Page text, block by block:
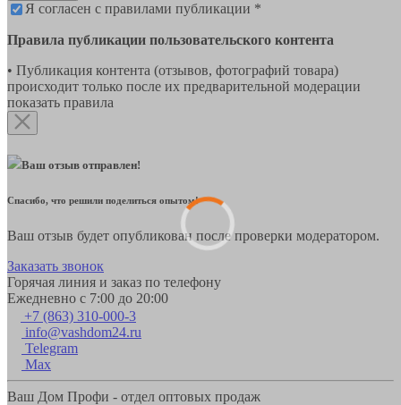
Я согласен с правилами публикации *
Правила публикации пользовательского контента
• Публикация контента (отзывов, фотографий товара)
происходит только после их предварительной модерации
показать правила
Ваш отзыв отправлен!
Спасибо, что решили поделиться опытом!
Ваш отзыв будет опубликован после проверки модератором.
Заказать звонок
Горячая линия и заказ по телефону
Ежедневно с 7:00 до 20:00
+7 (863) 310-000-3
info@vashdom24.ru
Telegram
Max
Ваш Дом Профи - отдел оптовых продаж